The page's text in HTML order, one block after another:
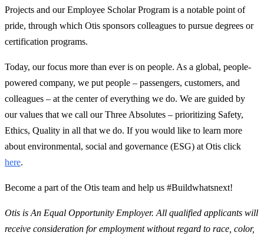
Projects and our Employee Scholar Program is a notable point of
pride, through which Otis sponsors colleagues to pursue degrees or
certification programs.
Today, our focus more than ever is on people. As a global, people-
powered company, we put people – passengers, customers, and
colleagues – at the center of everything we do. We are guided by
our values that we call our Three Absolutes – prioritizing Safety,
Ethics, Quality in all that we do. If you would like to learn more
about environmental, social and governance (ESG) at Otis click
here.
Become a part of the Otis team and help us #Buildwhatsnext!
Otis is An Equal Opportunity Employer. All qualified applicants will
receive consideration for employment without regard to race, color,